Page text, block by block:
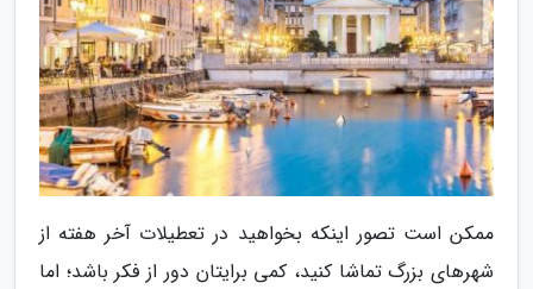
ممکن است تصور اینکه بخواهید در تعطیلات آخر هفته از
شهرهای بزرگ تماشا کنید، کمی برایتان دور از فکر باشد؛ اما